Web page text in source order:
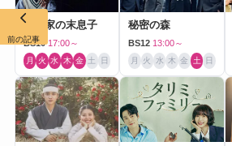
財閥家の末息子
BS10 17:00～
月 火 水 木 金 土 日
秘密の森
BS12 13:00～
月 火 水 木 金 土 日
前の記事